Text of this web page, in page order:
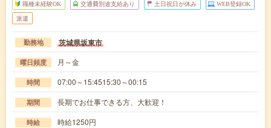
職種未経験OK 交通費別途支給あり 土日祝日が休み WEB登録OK
派遣
勤務地 茨城県坂東市
曜日頻度 月～金
時間 07:00～15:4515:30～00:15
期間 長期でお仕事できる方、大歓迎！
時給 時給1250円